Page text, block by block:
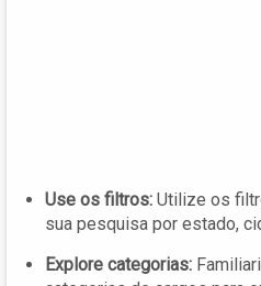
Use os filtros: Utilize os
sua pesquisa por estado,
Explore categorias: